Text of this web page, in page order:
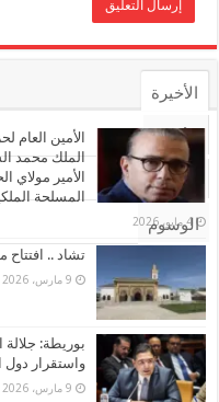
الأخيرة
الأشهر
تعليقات
الوسوم
الأمين
الملك محمد
الأمير
المسلحة
4 مايو، 2026
تشاد ..
9 مارس، 2026
بوريطة:
واستقرار دول
9 مارس، 2026